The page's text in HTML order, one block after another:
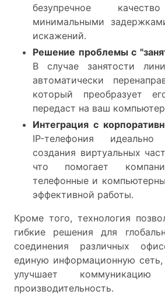
безупречное
минимальными
искажений.
Решение проблемы с
В случае занятости
автоматически
который преобразует
передаст на ваш
Интеграция с
IP-телефония
создания виртуальных
что помогает
телефонные и
эффективной работы.
Кроме того, технология
гибкие решения для
соединения различных
единую информационную сеть,
улучшает
производительность.